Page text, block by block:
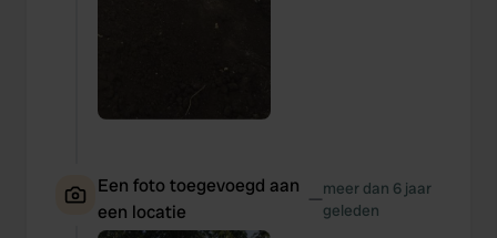
Een foto toegevoegd aan
een locatie
—meer dan 6 jaar
geleden